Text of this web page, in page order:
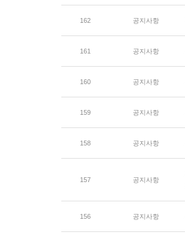
162 공지사항
161 공지사항
160 공지사항
159 공지사항
158 공지사항
157 공지사항
156 공지사항